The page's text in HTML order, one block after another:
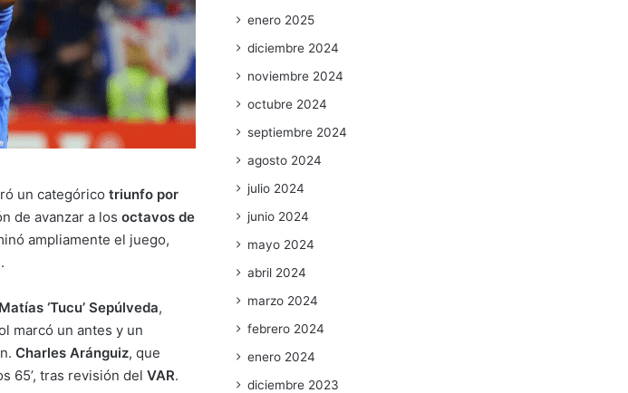
un categórico triunfo por
de avanzar a los octavos de
ampliamente el juego,
Matías ‘Tucu’ Sepúlveda,
marcó un antes y un
Charles Aránguiz, que
65’, tras revisión del VAR.
enero 2025
diciembre 2024
noviembre 2024
octubre 2024
septiembre 2024
agosto 2024
julio 2024
junio 2024
mayo 2024
abril 2024
marzo 2024
febrero 2024
enero 2024
diciembre 2023